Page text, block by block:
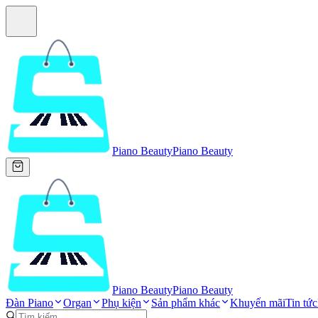
Piano BeautyPiano Beauty
Piano BeautyPiano Beauty
Đàn Piano
Organ Phụ kiện Sản phẩm khác Khuyến mãiTin tức